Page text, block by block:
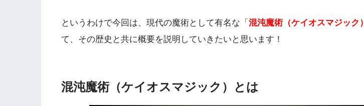
というわけで今回は、現代の魔術として有名な「 混沌魔術（ケイオスマジック）
て、その歴史と共に概要を説明していきたいと思います！
混沌魔術（ケイオスマジック）とは